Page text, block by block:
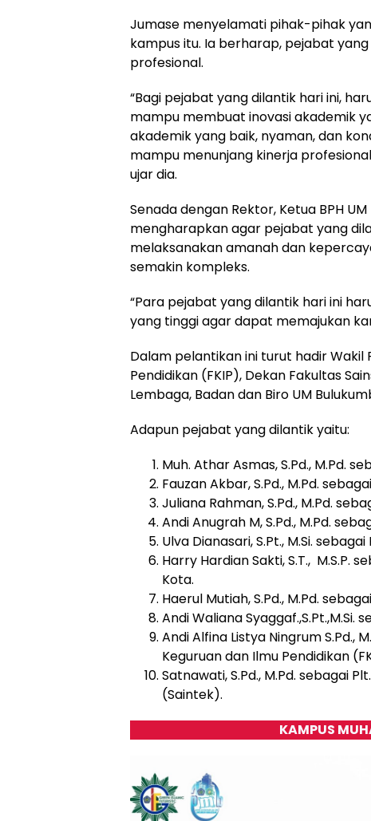
Jumase menyelamati pihak-pihak
kampus itu. Ia berharap, pejabat
profesional.
“Bagi pejabat yang dilantik hari ini,
mampu membuat inovasi akademik
akademik yang baik, nyaman, dan
mampu menunjang kinerja
ujar dia.
Senada dengan Rektor, Ketua BPH
mengharapkan agar pejabat yang
melaksanakan amanah dan
semakin kompleks.
“Para pejabat yang dilantik hari ini
yang tinggi agar dapat memajukan
Dalam pelantikan ini turut hadir Wakil
Pendidikan (FKIP), Dekan Fakultas
Lembaga, Badan dan Biro UM
Adapun pejabat yang dilantik yaitu:
Muh. Athar Asmas, S.Pd., M.Pd.
Fauzan Akbar, S.Pd., M.Pd.
Juliana Rahman, S.Pd., M.Pd.
Andi Anugrah M, S.Pd., M.Pd.
Ulva Dianasari, S.Pt., M.Si.
Harry Hardian Sakti, S.T., M.S.P.
Kota.
Haerul Mutiah, S.Pd., M.Pd.
Andi Waliana
Andi Alfina Listya Ningrum S.Pd.,
Keguruan dan Ilmu Pendidikan
Satnawati, S.Pd., M.Pd. sebagai
(Saintek).
KAMPUS